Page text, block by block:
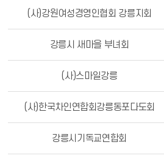
(사)강원여성경영인협회 강릉지회
강릉시 새마을 부녀회
(사)스마일강릉
(사)한국차인연합회강릉동포다도회
강릉시기독교연합회